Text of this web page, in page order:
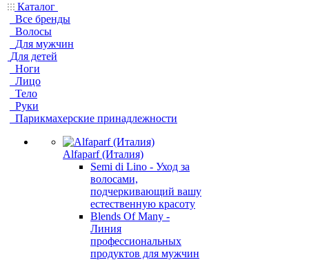
Каталог
Все бренды
Волосы
Для мужчин
Для детей
Ноги
Лицо
Тело
Руки
Парикмахерские принадлежности
Alfaparf (Италия)
Semi di Lino - Уход за
волосами,
подчеркивающий вашу
естественную красоту
Blends Of Many -
Линия
профессиональных
продуктов для мужчин